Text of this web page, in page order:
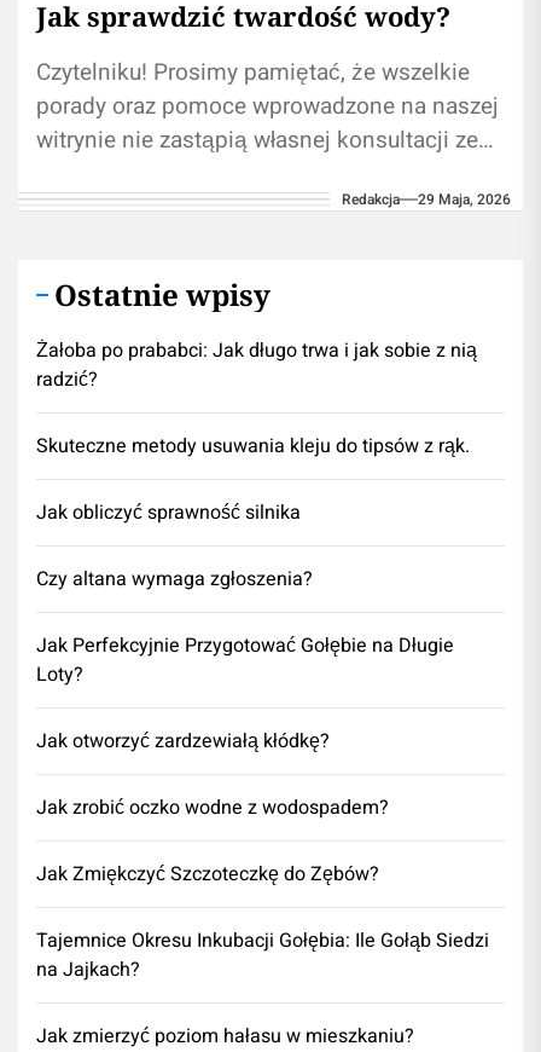
Jak sprawdzić twardość wody?
Czytelniku! Prosimy pamiętać, że wszelkie
porady oraz pomoce wprowadzone na naszej
witrynie nie zastąpią własnej konsultacji ze
zawartych na naszym blogu w...Redakcja 29 Maja, 2026
Ostatnie wpisy
Żałoba po prababci: Jak długo trwa i jak sobie z nią
radzić?
Skuteczne metody usuwania kleju do tipsów z rąk.
Jak obliczyć sprawność silnika
Czy altana wymaga zgłoszenia?
Jak Perfekcyjnie Przygotować Gołębie na Długie
Loty?
Jak otworzyć zardzewiałą kłódkę?
Jak zrobić oczko wodne z wodospadem?
Jak Zmiękczyć Szczoteczkę do Zębów?
Tajemnice Okresu Inkubacji Gołębia: Ile Gołąb Siedzi
na Jajkach?
Jak zmierzyć poziom hałasu w mieszkaniu?